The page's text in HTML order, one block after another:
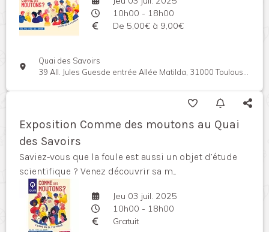
10h00 - 18h00
De 5,00€ à 9,00€
Quai des Savoirs
39 All. Jules Guesde entrée Allée Matilda, 31000 Toulouse, France
Exposition Comme des moutons au Quai
des Savoirs
Saviez-vous que la foule est aussi un objet d’étude
scientifique ? Venez découvrir sa m...
Jeu 03 juil. 2025
10h00 - 18h00
Gratuit